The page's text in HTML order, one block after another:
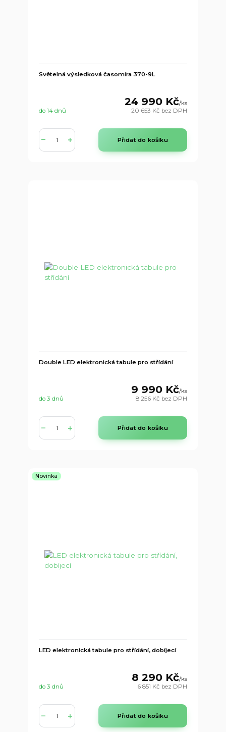
Světelná výsledková časomíra 370-9L
24 990 Kč/ks
20 653 Kč bez DPH
do 14 dnů
Přidat do košíku
Double LED elektronická tabule pro střídání
9 990 Kč/ks
8 256 Kč bez DPH
do 3 dnů
Přidat do košíku
Novinka
LED elektronická tabule pro střídání, dobíjecí
8 290 Kč/ks
6 851 Kč bez DPH
do 3 dnů
Přidat do košíku